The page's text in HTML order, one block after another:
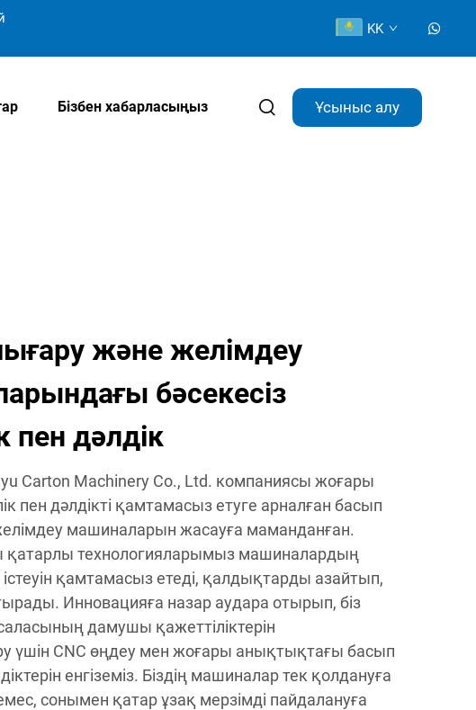
KK
Бізбен хабарласыңыз Ұсыныс алу
және желімдеу
бәсекесіз
пен дәлдік
Carton Machinery Co., Ltd. компаниясы жоғары
пен дәлдікті қамтамасыз етуге арналған басып
машиналарын жасауға маманданған.
қатарлы технологияларымыз машиналардың
істеуін қамтамасыз етеді, қалдықтарды азайтып,
Инновацияға назар аудара отырып, біз
саласының дамушы қажеттіліктерін
үшін CNC өңдеу мен жоғары анықтықтағы басып
енгіземіз. Біздің машиналар тек қолдануға
сонымен қатар ұзақ мерзімді пайдалануға